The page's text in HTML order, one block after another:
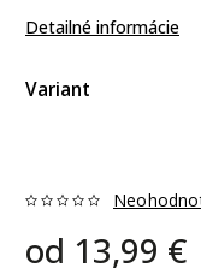
Detailné informácie
Variant
od 13,99 €